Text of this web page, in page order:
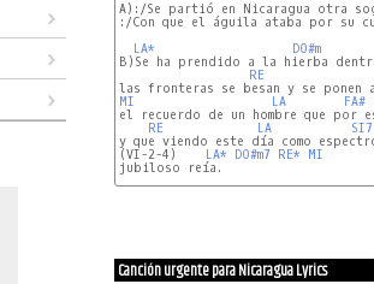
A):/Se partió en Nicaragua otra
:/Con que el águila ataba por su
LA*
DO#m
B)Se ha prendido a la hierba
RE
MI
LA FA#
el recuerdo de un hombre que por
RE
LA SI7
y que viendo este día como
(VI-2-4) LA* DO#m7 RE*
MI
jubiloso reía.
Canción urgente para Nicaragua Lyrics